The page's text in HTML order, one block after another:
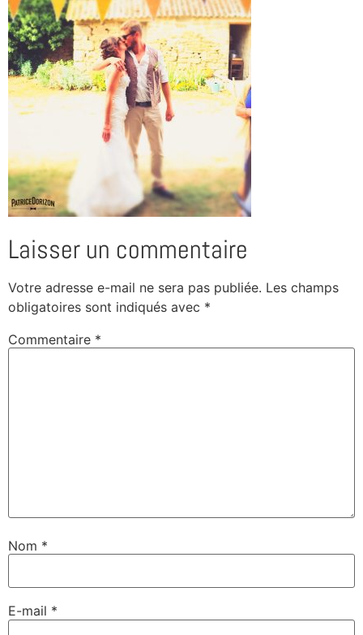
Laisser un commentaire
Votre adresse e-mail ne sera pas publiée. Les champs
obligatoires sont indiqués avec *
Commentaire *
Nom *
E-mail *